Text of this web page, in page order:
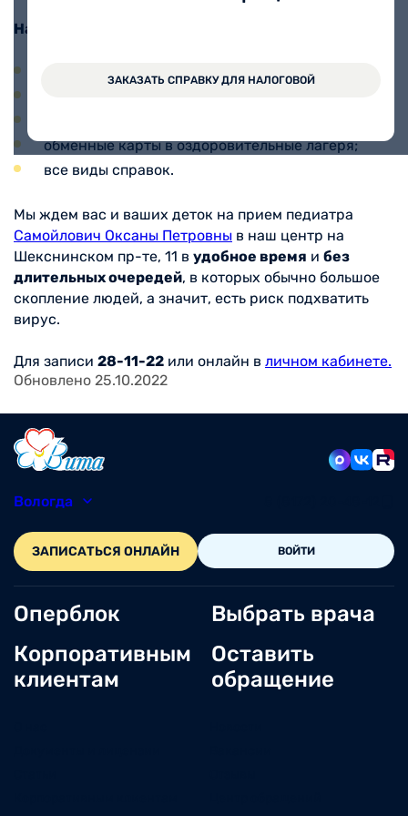
ЗАКАЗАТЬ СПРАВКУ ДЛЯ НАЛОГОВОЙ
На приеме предлагаем:
больничный лист;
обменные карты в оздоровительные лагеря;
все виды справок.
Мы ждем вас и ваших деток на прием педиатра
Самойлович Оксаны Петровны в наш центр на
Шекснинском пр-те, 11 в удобное время и без
длительных очередей, в которых обычно большое
скопление людей, а значит, есть риск подхватить
вирус.
Для записи 28-11-22 или онлайн в личном кабинете.
Обновлено 25.10.2022
Вологда
ЗАПИСАТЬСЯ ОНЛАЙН ВОЙТИ
Оперблок
Корпоративным
клиентам
Выбрать врача
Оставить
обращение